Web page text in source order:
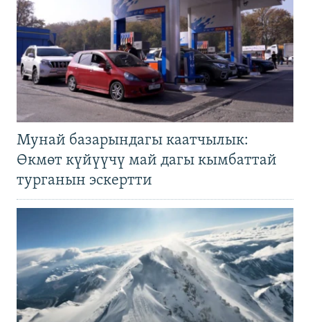
Мунай базарындагы каатчылык:
Өкмөт күйүүчү май дагы кымбаттай
турганын эскертти